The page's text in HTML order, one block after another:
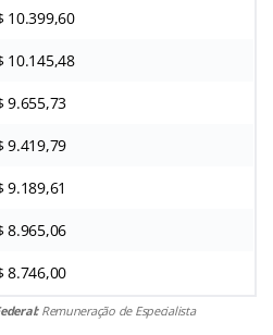
10.399,60
10.145,48
9.655,73
9.419,79
9.189,61
8.965,06
8.746,00
Remuneração de Especialista